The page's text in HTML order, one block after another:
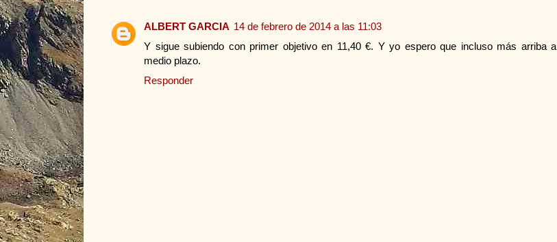
ALBERT GARCIA 14 de febrero de 2014 a las 11:03
Y sigue subiendo con primer objetivo en 11,40 €. Y yo espero que incluso más arriba a
medio plazo.
Responder